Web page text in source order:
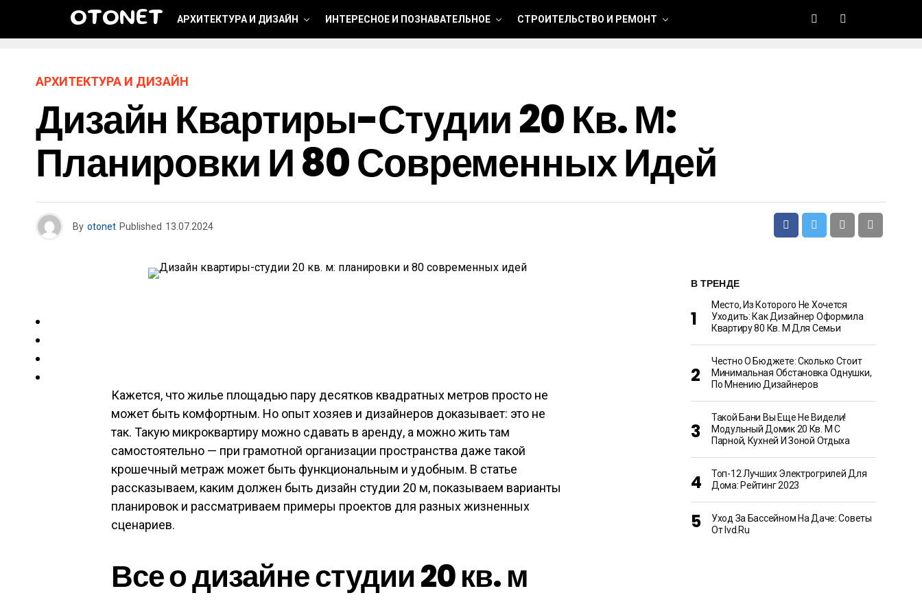
OTONET АРХИТЕКТУРА И ДИЗАЙН ИНТЕРЕСНОЕ И ПОЗНАВАТЕЛЬНОЕ СТРОИТЕЛЬСТВО И РЕМОНТ
АРХИТЕКТУРА И ДИЗАЙН
Дизайн Квартиры-Студии 20 Кв. М:
Планировки И 80 Современных Идей
By otonet Published 13.07.2024
Кажется, что жилье площадью пару десятков квадратных метров просто не
может быть комфортным. Но опыт хозяев и дизайнеров доказывает: это не
так. Такую микроквартиру можно сдавать в аренду, а можно жить там
самостоятельно — при грамотной организации пространства даже такой
крошечный метраж может быть функциональным и удобным. В статье
рассказываем, каким должен быть дизайн студии 20 м, показываем варианты
планировок и рассматриваем примеры проектов для разных жизненных
сценариев.
Все о дизайне студии 20 кв. м
В ТРЕНДЕ
Место, Из Которого Не Хочется
Уходить: Как Дизайнер Оформила
Квартиру 80 Кв. М Для Семьи
Честно О Бюджете: Сколько Стоит
Минимальная Обстановка Однушки,
По Мнению Дизайнеров
Такой Бани Вы Еще Не Видели!
Модульный Домик 20 Кв. М С
Парной, Кухней И Зоной Отдыха
Топ-12 Лучших Электрогрилей Для
Дома: Рейтинг 2023
Уход За Бассейном На Даче: Советы
От Ivd.ru